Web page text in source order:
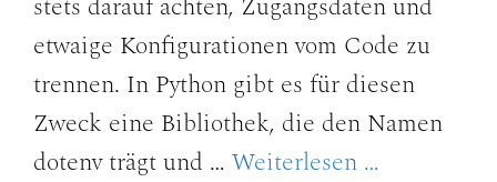
etwaige Konfigurationen vom Code zu
trennen. In Python gibt es für diesen
Zweck eine Bibliothek, die den Namen
dotenv trägt und … Weiterlesen …